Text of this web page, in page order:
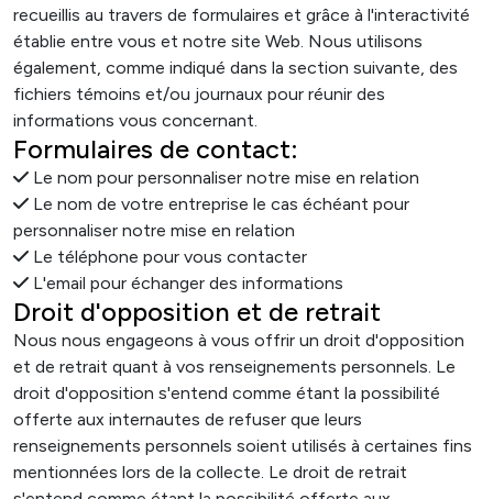
recueillis au travers de formulaires et grâce à l'interactivité
établie entre vous et notre site Web. Nous utilisons
également, comme indiqué dans la section suivante, des
fichiers témoins et/ou journaux pour réunir des
informations vous concernant.
Formulaires de contact:
Le nom pour personnaliser notre mise en relation
Le nom de votre entreprise le cas échéant pour
personnaliser notre mise en relation
Le téléphone pour vous contacter
L'email pour échanger des informations
Droit d'opposition et de retrait
Nous nous engageons à vous offrir un droit d'opposition
et de retrait quant à vos renseignements personnels. Le
droit d'opposition s'entend comme étant la possibilité
offerte aux internautes de refuser que leurs
renseignements personnels soient utilisés à certaines fins
mentionnées lors de la collecte. Le droit de retrait